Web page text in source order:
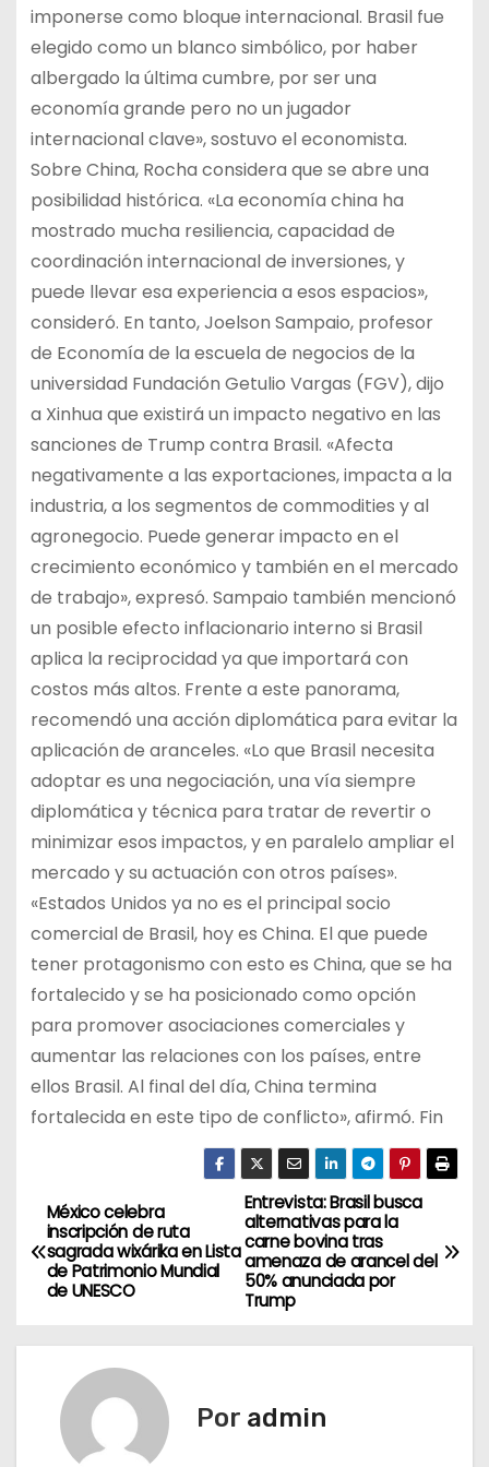
imponerse como bloque internacional. Brasil fue
elegido como un blanco simbólico, por haber
albergado la última cumbre, por ser una
economía grande pero no un jugador
internacional clave», sostuvo el economista.
Sobre China, Rocha considera que se abre una
posibilidad histórica. «La economía china ha
mostrado mucha resiliencia, capacidad de
coordinación internacional de inversiones, y
puede llevar esa experiencia a esos espacios»,
consideró. En tanto, Joelson Sampaio, profesor
de Economía de la escuela de negocios de la
universidad Fundación Getulio Vargas (FGV), dijo
a Xinhua que existirá un impacto negativo en las
sanciones de Trump contra Brasil. «Afecta
negativamente a las exportaciones, impacta a la
industria, a los segmentos de commodities y al
agronegocio. Puede generar impacto en el
crecimiento económico y también en el mercado
de trabajo», expresó. Sampaio también mencionó
un posible efecto inflacionario interno si Brasil
aplica la reciprocidad ya que importará con
costos más altos. Frente a este panorama,
recomendó una acción diplomática para evitar la
aplicación de aranceles. «Lo que Brasil necesita
adoptar es una negociación, una vía siempre
diplomática y técnica para tratar de revertir o
minimizar esos impactos, y en paralelo ampliar el
mercado y su actuación con otros países».
«Estados Unidos ya no es el principal socio
comercial de Brasil, hoy es China. El que puede
tener protagonismo con esto es China, que se ha
fortalecido y se ha posicionado como opción
para promover asociaciones comerciales y
aumentar las relaciones con los países, entre
ellos Brasil. Al final del día, China termina
fortalecida en este tipo de conflicto», afirmó. Fin
N
a
v
e
Entrevista: Brasil busca
alternativas para la
carne bovina tras
amenaza de arancel del
50% anunciada por
Trump
México celebra
inscripción de ruta
sagrada wixárika en Lista
de Patrimonio Mundial
de UNESCO
Por admin